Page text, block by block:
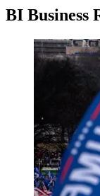
BI Business